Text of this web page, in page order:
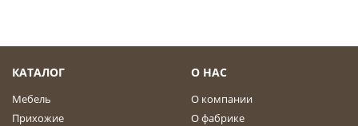
КАТАЛОГ
Мебель
Прихожие
О НАС
О компании
О фабрике